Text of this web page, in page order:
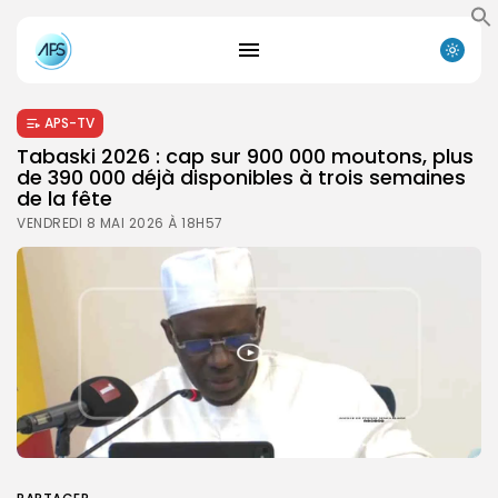
APS-TV
Tabaski 2026 : cap sur 900 000 moutons, plus
de 390 000 déjà disponibles à trois semaines
de la fête
VENDREDI 8 MAI 2026 À 18H57